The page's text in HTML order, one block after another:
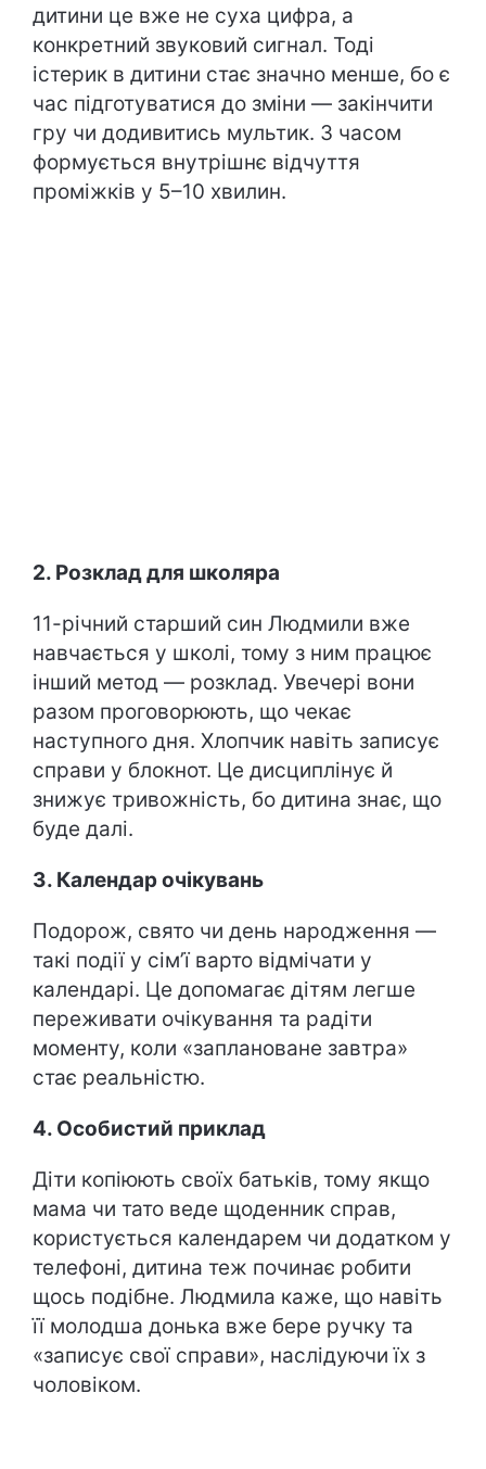
дитини це вже не суха цифра, а
конкретний звуковий сигнал. Тоді
істерик в дитини стає значно менше, бо є
час підготуватися до зміни — закінчити
гру чи додивитись мультик. З часом
формується внутрішнє відчуття
проміжків у 5–10 хвилин.
2. Розклад для школяра
11-річний старший син Людмили вже
навчається у школі, тому з ним працює
інший метод — розклад. Увечері вони
разом проговорюють, що чекає
наступного дня. Хлопчик навіть записує
справи у блокнот. Це дисциплінує й
знижує тривожність, бо дитина знає, що
буде далі.
3. Календар очікувань
Подорож, свято чи день народження —
такі події у сім’ї варто відмічати у
календарі. Це допомагає дітям легше
переживати очікування та радіти
моменту, коли «заплановане завтра»
стає реальністю.
4. Особистий приклад
Діти копіюють своїх батьків, тому якщо
мама чи тато веде щоденник справ,
користується календарем чи додатком у
телефоні, дитина теж починає робити
щось подібне. Людмила каже, що навіть
її молодша донька вже бере ручку та
«записує свої справи», наслідуючи їх з
чоловіком.